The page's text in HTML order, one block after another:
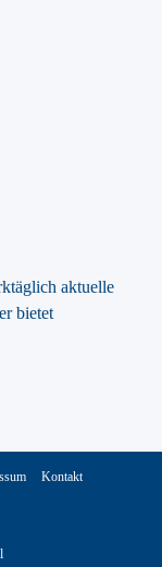
aktuelle
bietet
Kontakt